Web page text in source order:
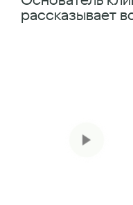
рассказывает